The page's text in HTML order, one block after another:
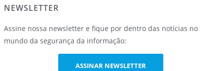
NEWSLETTER
Assine nossa newsletter e fique por dentro das notícias no
mundo da segurança da informação:
ASSINAR NEWSLETTER